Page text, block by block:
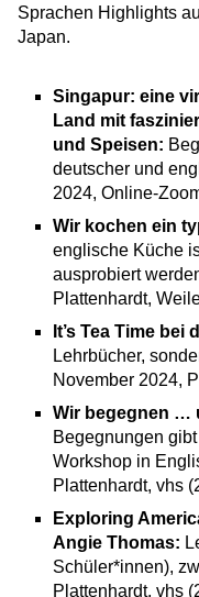
Sprachen Highlights
Japan.
Singapur: eine
Land mit
und Speisen:
deutscher und
2024, Online-
Wir kochen ein
englische Küche
ausprobiert
Plattenhardt,
It’s Tea Time bei
Lehrbücher,
November 2024,
Wir begegnen …
Begegnungen
Workshop in
Plattenhardt, vhs
Exploring
Angie Thomas:
Schüler*innen),
Plattenhardt, vhs